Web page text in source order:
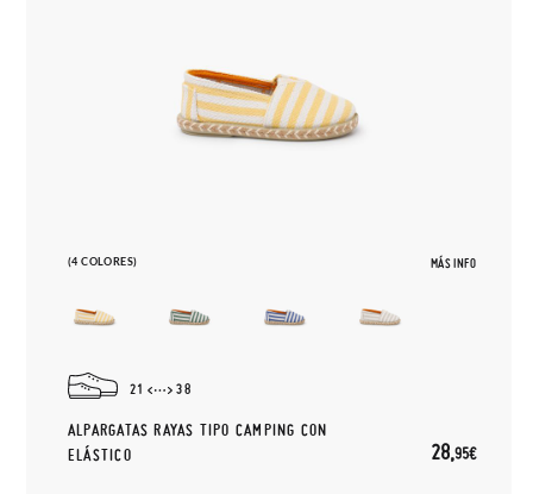
(4 COLORES) MÁS INFO
21 38
ALPARGATAS RAYAS TIPO CAMPING CON
ELÁSTICO
28,95€